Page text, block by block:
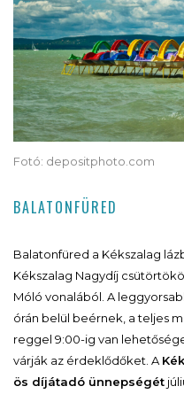
Fotó: depositphoto.com
BALATONFÜRED
Balatonfüred a Kékszalag
Kékszalag Nagydíj
Móló vonalából. A
órán belül beérnek, a teljes
reggel 9:00-ig van
várják az érdeklődőket. A
ös díjátadó ünnepségét